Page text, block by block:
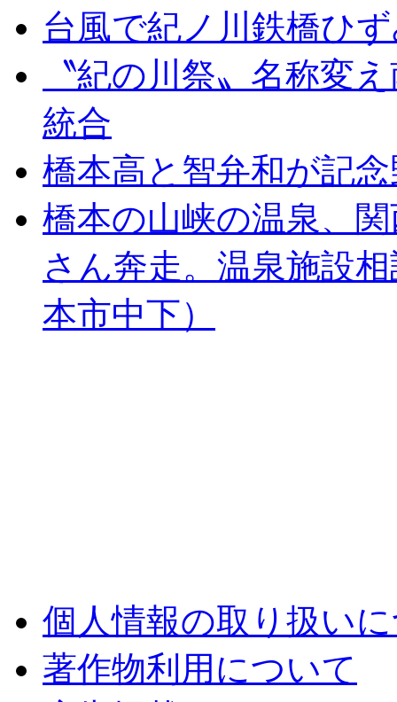
台風で紀ノ川鉄橋ひ
〝紀の川祭〟名称変
統合
橋本高と智弁和が記
橋本の山峡の温泉、
さん奔走。温泉施設
本市中下）
個人情報の取り扱い
著作物利用について